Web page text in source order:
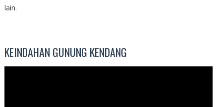
lain.
KEINDAHAN GUNUNG KENDANG